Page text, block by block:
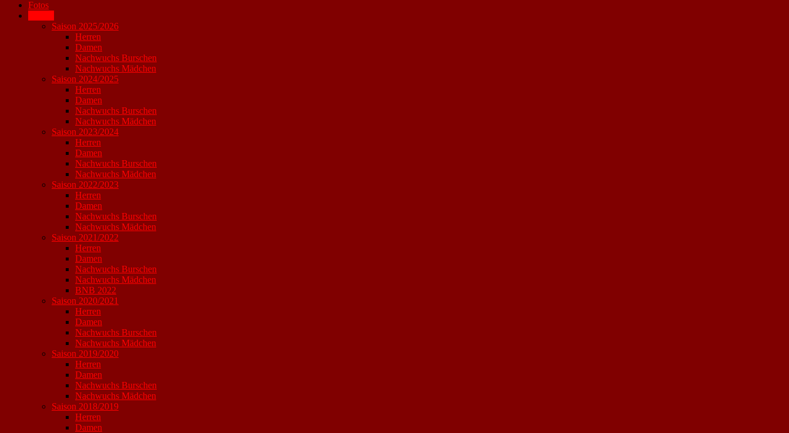
Fotos
Saison 2025/2026
Herren
Damen
Nachwuchs Burschen
Nachwuchs Mädchen
Saison 2024/2025
Herren
Damen
Nachwuchs Burschen
Nachwuchs Mädchen
Saison 2023/2024
Herren
Damen
Nachwuchs Burschen
Nachwuchs Mädchen
Saison 2022/2023
Herren
Damen
Nachwuchs Burschen
Nachwuchs Mädchen
Saison 2021/2022
Herren
Damen
Nachwuchs Burschen
Nachwuchs Mädchen
BNB 2022
Saison 2020/2021
Herren
Damen
Nachwuchs Burschen
Nachwuchs Mädchen
Saison 2019/2020
Herren
Damen
Nachwuchs Burschen
Nachwuchs Mädchen
Saison 2018/2019
Herren
Damen